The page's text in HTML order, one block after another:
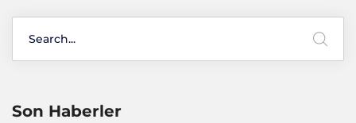
Son Haberler